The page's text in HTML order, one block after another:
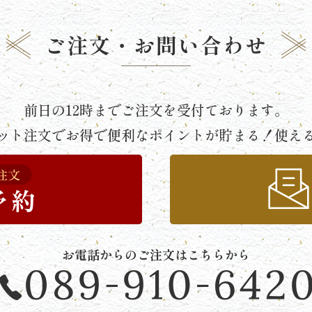
ご注文・お問い合わせ
前日の12時までご注文を受付ております。
ト注文でお得で便利なポイントが貯まる！使え
お電話からのご注文はこちらから